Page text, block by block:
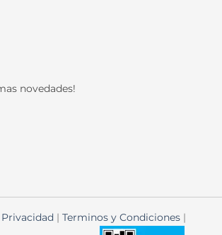
novedades!
| Terminos y Condiciones |